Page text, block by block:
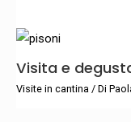
Visita e
Visite in cantina / Di